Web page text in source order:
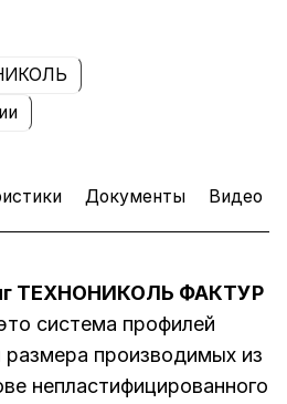
Документы Видео
ТЕХНОНИКОЛЬ ФАКТУР
система профилей
размера производимых из
непластифицированного